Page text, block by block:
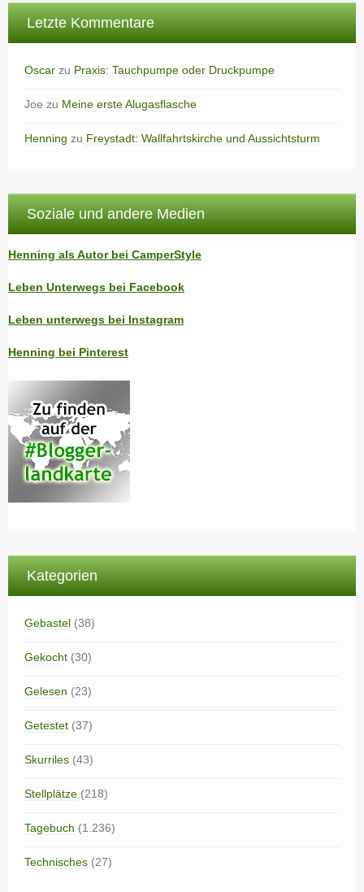
Letzte Kommentare
Oscar zu Praxis: Tauchpumpe oder Druckpumpe
Joe zu Meine erste Alugasflasche
Henning zu Freystadt: Wallfahrtskirche und Aussichtsturm
Soziale und andere Medien
Henning als Autor bei CamperStyle
Leben Unterwegs bei Facebook
Leben unterwegs bei Instagram
Henning bei Pinterest
Kategorien
Gebastel (38)
Gekocht (30)
Gelesen (23)
Getestet (37)
Skurriles (43)
Stellplätze (218)
Tagebuch (1.236)
Technisches (27)